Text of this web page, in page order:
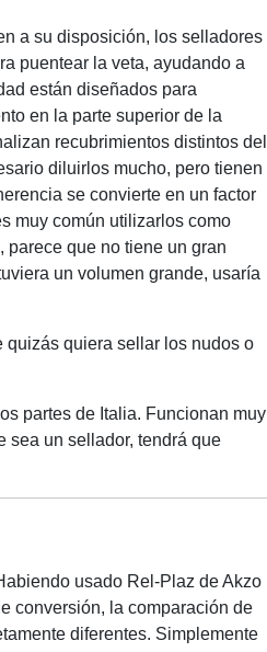
a su disposición, los selladores
puentear la veta, ayudando a
están diseñados para
en la parte superior de la
recubrimientos distintos del
diluirlos mucho, pero tienen
se convierte en un factor
muy común utilizarlos como
que no tiene un gran
un volumen grande, usaría
quizás quiera sellar los nudos o
partes de Italia. Funcionan muy
sea un sellador, tendrá que
usado Rel-Plaz de Akzo
conversión, la comparación de
diferentes. Simplemente